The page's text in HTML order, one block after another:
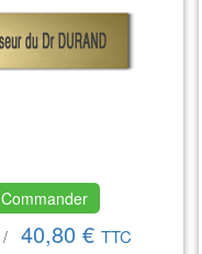
Commander
/ 40,80 € TTC